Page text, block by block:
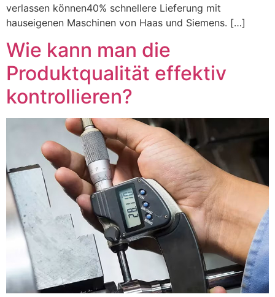
verlassen können40% schnellere Lieferung mit
hauseigenen Maschinen von Haas und Siemens. […]
Wie kann man die
Produktqualität effektiv
kontrollieren?